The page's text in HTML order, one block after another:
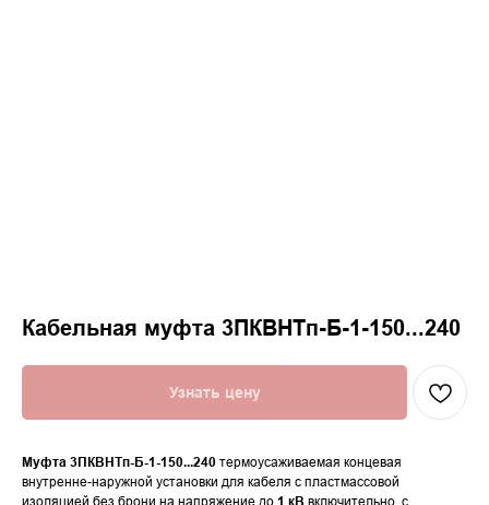
Кабельная муфта 3ПКВНТп-Б-1-150...240
Узнать цену
Муфта 3ПКВНТп-Б-1-150...240 термоусаживаемая концевая
внутренне-наружной установки для кабеля с пластмассовой
изоляцией без брони на напряжение до 1 кВ включительно, с